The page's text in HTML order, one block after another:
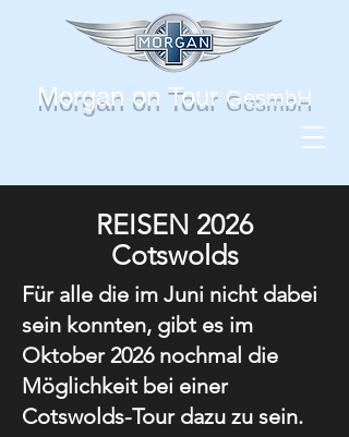
Morgan on Tour GesmbH
REISEN 2026
Cotswolds
Für alle die im Juni nicht dabei
sein konnten, gibt es im
Oktober 2026 nochmal die
Möglichkeit bei einer
Cotswolds-Tour dazu zu sein.